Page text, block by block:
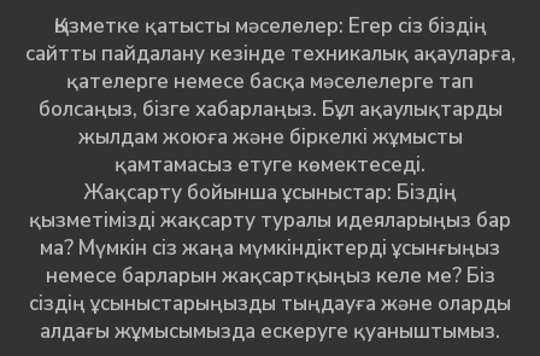
Қызметке қатысты мәселелер: Егер сіз біздің
сайтты пайдалану кезінде техникалық ақауларға,
қателерге немесе басқа мәселелерге тап
болсаңыз, бізге хабарлаңыз. Бұл ақаулықтарды
жылдам жоюға және біркелкі жұмысты
қамтамасыз етуге көмектеседі.
Жақсарту бойынша ұсыныстар: Біздің
қызметімізді жақсарту туралы идеяларыңыз бар
ма? Мүмкін сіз жаңа мүмкіндіктерді ұсынғыңыз
немесе барларын жақсартқыңыз келе ме? Біз
сіздің ұсыныстарыңызды тыңдауға және оларды
алдағы жұмысымызда ескеруге қуаныштымыз.